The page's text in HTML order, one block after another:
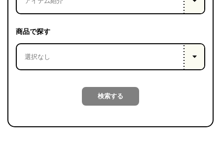
PROJECT
LIFE
LABEL
はい
商品で探す
検索する